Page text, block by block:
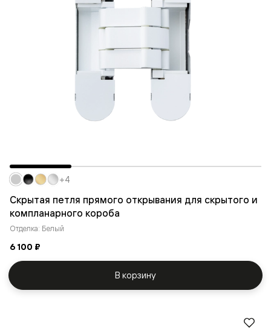
Скрытая петля прямого открывания для скрытого и
компланарного короба
Отделка: Белый
6 100 ₽
+4
В корзину